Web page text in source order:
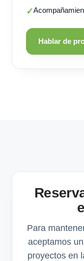
✓
Hablar de
Para
aceptamos
proyectos en